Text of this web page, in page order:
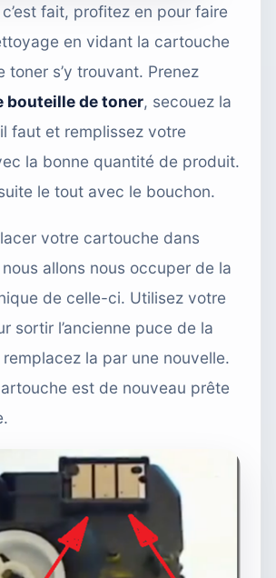
fait, profitez en pour faire
en vidant la cartouche
toner s’y trouvant. Prenez
bouteille de toner, secouez la
faut et remplissez votre
la bonne quantité de produit.
le tout avec le bouchon.
votre cartouche dans
nous allons nous occuper de la
de celle-ci. Utilisez votre
sortir l’ancienne puce de la
la par une nouvelle.
est de nouveau prête